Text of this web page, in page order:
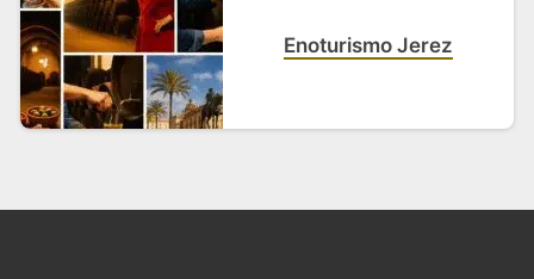
Enoturismo Jerez